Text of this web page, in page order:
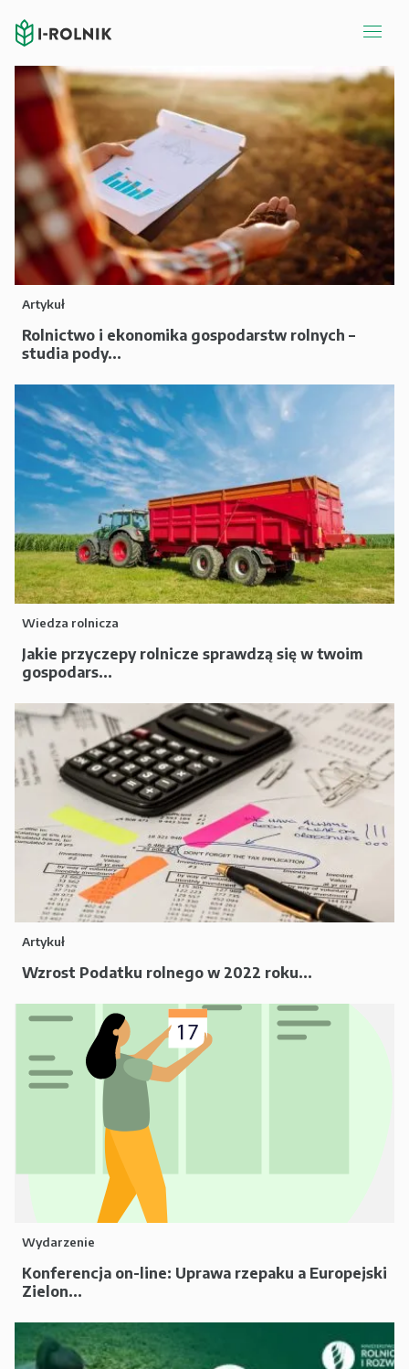
Artykuł
Rolnictwo i ekonomika gospodarstw rolnych –
studia pody...
Wiedza rolnicza
Jakie przyczepy rolnicze sprawdzą się w twoim
gospodars...
Artykuł
Wzrost Podatku rolnego w 2022 roku...
Wydarzenie
Konferencja on-line: Uprawa rzepaku a Europejski
Zielon...